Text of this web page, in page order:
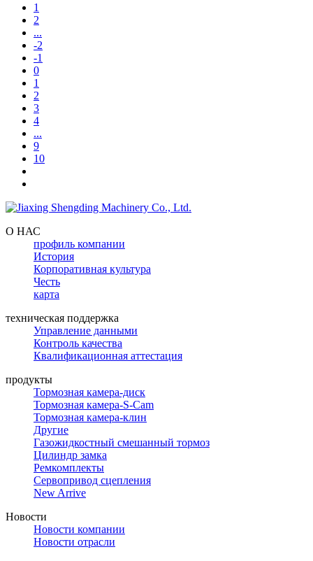
1
2
...
-2
-1
0
1
2
3
4
...
9
10
О НАС
профиль компании
История
Корпоративная культура
Честь
карта
техническая поддержка
Управление данными
Контроль качества
Квалификационная аттестация
продукты
Тормозная камера-диск
Тормозная камера-S-Cam
Тормозная камера-клин
Другие
Газожидкостный смешанный тормоз
Цилиндр замка
Ремкомплекты
Сервопривод сцепления
New Arrive
Новости
Новости компании
Новости отрасли